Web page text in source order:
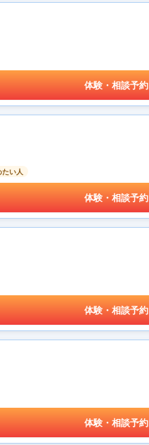
体験・相談予約
たい人
体験・相談予約
体験・相談予約
体験・相談予約